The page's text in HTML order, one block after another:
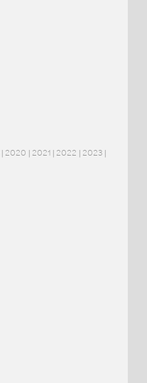
| 2020 | 2021 | 2022 | 2023 |